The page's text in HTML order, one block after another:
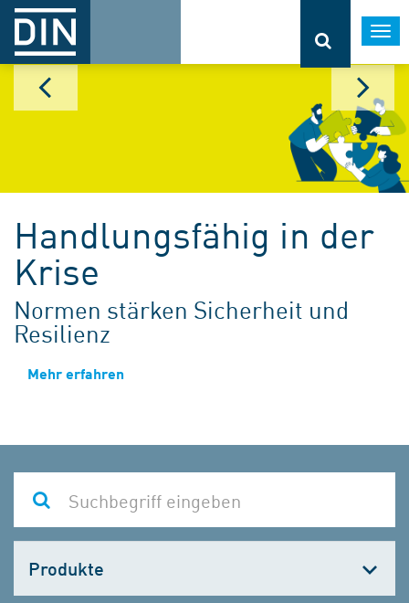
Handlungsfähig in der
Krise
Normen stärken Sicherheit und
Resilienz
Mehr erfahren
wählen